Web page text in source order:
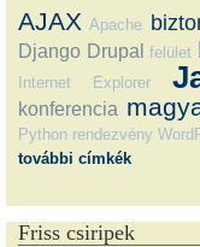
AJAX Apache
Django Drupal felület
Internet Explorer
konferencia
Python rendezvény
további címkék
Friss csiripek